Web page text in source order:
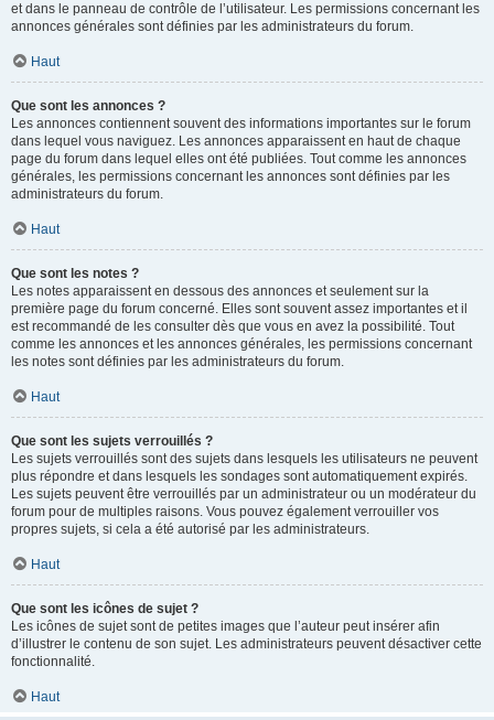
et dans le panneau de contrôle de l’utilisateur. Les permissions concernant les
annonces générales sont définies par les administrateurs du forum.
Haut
Que sont les annonces ?
Les annonces contiennent souvent des informations importantes sur le forum
dans lequel vous naviguez. Les annonces apparaissent en haut de chaque
page du forum dans lequel elles ont été publiées. Tout comme les annonces
générales, les permissions concernant les annonces sont définies par les
administrateurs du forum.
Haut
Que sont les notes ?
Les notes apparaissent en dessous des annonces et seulement sur la
première page du forum concerné. Elles sont souvent assez importantes et il
est recommandé de les consulter dès que vous en avez la possibilité. Tout
comme les annonces et les annonces générales, les permissions concernant
les notes sont définies par les administrateurs du forum.
Haut
Que sont les sujets verrouillés ?
Les sujets verrouillés sont des sujets dans lesquels les utilisateurs ne peuvent
plus répondre et dans lesquels les sondages sont automatiquement expirés.
Les sujets peuvent être verrouillés par un administrateur ou un modérateur du
forum pour de multiples raisons. Vous pouvez également verrouiller vos
propres sujets, si cela a été autorisé par les administrateurs.
Haut
Que sont les icônes de sujet ?
Les icônes de sujet sont de petites images que l’auteur peut insérer afin
d’illustrer le contenu de son sujet. Les administrateurs peuvent désactiver cette
fonctionnalité.
Haut